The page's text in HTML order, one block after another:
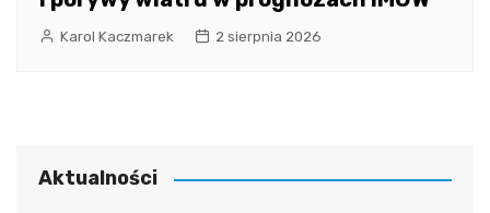
Karol Kaczmarek 2 sierpnia 2026
Aktualności